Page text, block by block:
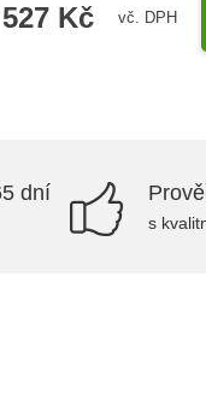
Kč vč. DPH
dní
s